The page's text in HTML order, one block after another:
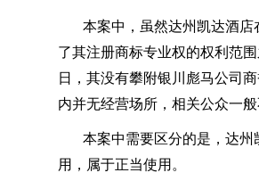
本案中，虽然达州凯达酒
了其注册商标专业权的权利范
日，其没有攀附银川彪马公司
内并无经营场所，相关公众一
本案中需要区分的是，达州
用，属于正当使用。